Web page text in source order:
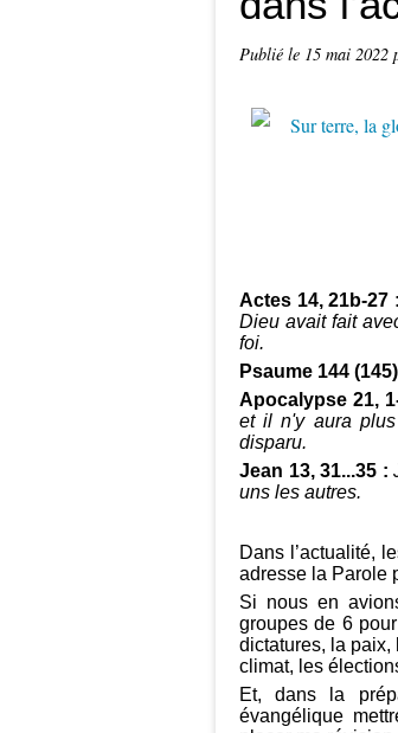
Publié le 15 mai 2022
Actes 14, 21b-27 :
Dieu avait fait
foi.
Psaume 144
Apocalypse 21,
et il n'y aura
disparu.
Jean 13, 31...35 :
uns les autres.
Dans l’actualité,
adresse la Parole
Si nous en
groupes de 6
dictatures, la paix,
climat, les
Et, dans la
évangélique